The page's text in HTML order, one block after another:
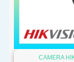
CAMERA